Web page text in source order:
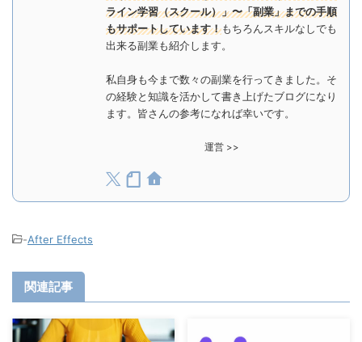
ライン学習（スクール）」〜「副業」までの手順
もサポートしています！もちろんスキルなしでも
出来る副業も紹介します。
私自身も今まで数々の副業を行ってきました。そ
の経験と知識を活かして書き上げたブログになり
ます。皆さんの参考になれば幸いです。
運営 >>
-After Effects
関連記事